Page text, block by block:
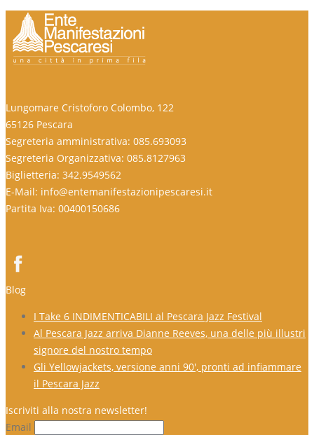
Lungomare Cristoforo Colombo, 122
65126 Pescara
Segreteria amministrativa: 085.693093
Segreteria Organizzativa: 085.8127963
Biglietteria: 342.9549562
E-Mail: info@entemanifestazionipescaresi.it
Partita Iva: 00400150686
Blog
I Take 6 INDIMENTICABILI al Pescara Jazz Festival
Al Pescara Jazz arriva Dianne Reeves, una delle più illustri
signore del nostro tempo
Gli Yellowjackets, versione anni 90′, pronti ad infiammare
il Pescara Jazz
Iscriviti alla nostra newsletter!
Email